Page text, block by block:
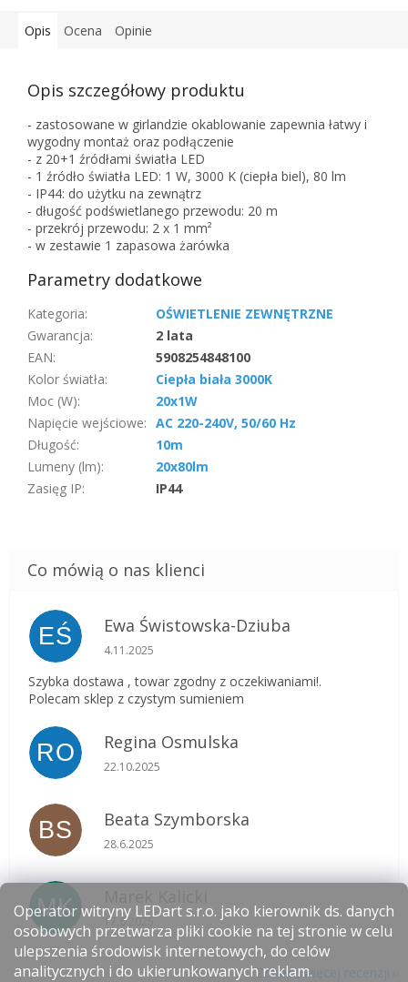
Operator witryny LEDart s.r.o. jako kierownik ds. danych
osobowych przetwarza pliki cookie na tej stronie w celu
ulepszenia środowisk internetowych, do celów
analitycznych i do ukierunkowanych reklam.
Opis Ocena Opinie
Opis szczegółowy produktu
- zastosowane w girlandzie okablowanie zapewnia łatwy i
wygodny montaż oraz podłączenie
- z 20+1 źródłami światła LED
- 1 źródło światła LED: 1 W, 3000 K (ciepła biel), 80 lm
- IP44: do użytku na zewnątrz
- długość podświetlanego przewodu: 20 m
- przekrój przewodu: 2 x 1 mm²
- w zestawie 1 zapasowa żarówka
Parametry dodatkowe
Kategoria:
OŚWIETLENIE ZEWNĘTRZNE
Gwarancja:
2 lata
EAN:
5908254848100
Kolor światła:
Ciepła biała 3000K
Moc (W):
20x1W
Napięcie wejściowe: AC 220-240V, 50/60 Hz
Długość:
10m
Lumeny (lm):
20x80lm
Zasięg IP: IP44
EŚ Ewa Świstowska-Dziuba
Ocena sklepu to 5 na 5 gwiazdek.
4.11.2025
Szybka dostawa , towar zgodny z oczekiwaniami!.
Polecam sklep z czystym sumieniem
RO Regina Osmulska
Ocena sklepu to 5 na 5 gwiazdek.
22.10.2025
BS Beata Szymborska
Ocena sklepu to 5 na 5 gwiazdek.
28.6.2025
MK Ocena sklepu to 5 na 5 gwiazdek.
17.6.2025
Zobacz więcej recenzji